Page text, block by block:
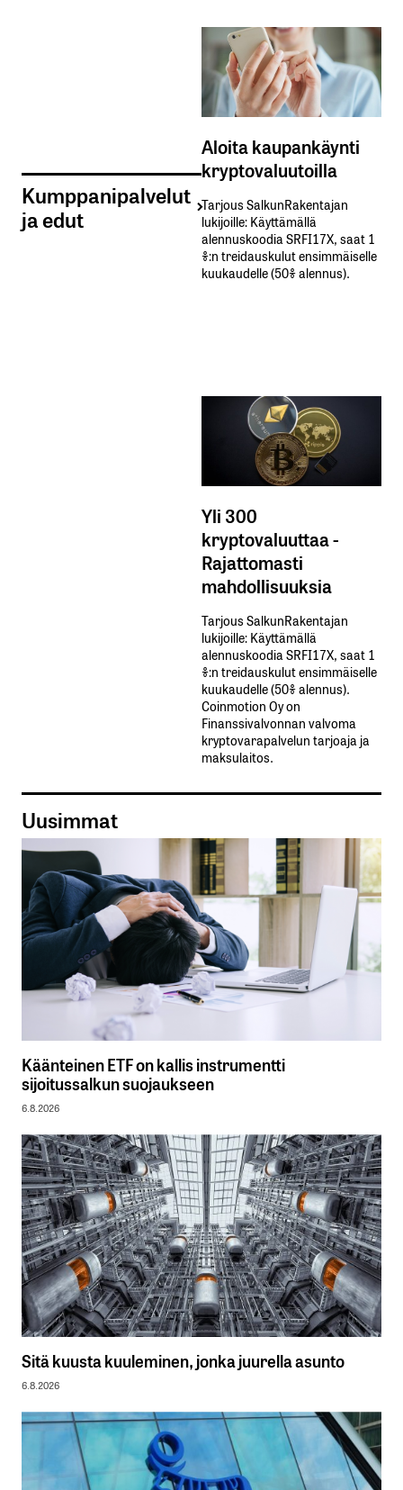
Kumppanipalvelut
ja edut
Aloita kaupankäynti
kryptovaluutoilla
Tarjous SalkunRakentajan
lukijoille: Käyttämällä​ ​
alennuskoodia​ ​SRFI17X,​ ​saat​ ​1
%:n treidauskulut​ ​ensimmäiselle​ ​
kuukaudelle​ ​(50%​ ​alennus).
Yli 300
kryptovaluuttaa -
Rajattomasti
mahdollisuuksia
Tarjous SalkunRakentajan
lukijoille: Käyttämällä​ ​
alennuskoodia​ ​SRFI17X,​ ​saat​ ​1
%:n treidauskulut​ ​ensimmäiselle​ ​
kuukaudelle​ ​(50%​ ​alennus).
Coinmotion Oy on
Finanssivalvonnan valvoma
kryptovarapalvelun tarjoaja ja
maksulaitos.
Uusimmat
Käänteinen ETF on kallis instrumentti
sijoitussalkun suojaukseen
6.8.2026
Sitä kuusta kuuleminen, jonka juurella asunto
6.8.2026